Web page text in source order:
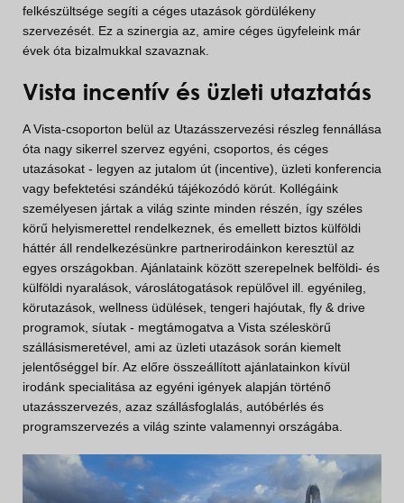
felkészültsége segíti a céges utazások gördülékeny
szervezését. Ez a szinergia az, amire céges ügyfeleink már
évek óta bizalmukkal szavaznak.
Vista incentív és üzleti utaztatás
A Vista-csoporton belül az Utazásszervezési részleg fennállása
óta nagy sikerrel szervez egyéni, csoportos, és céges
utazásokat - legyen az jutalom út (incentive), üzleti konferencia
vagy befektetési szándékú tájékozódó körút. Kollégáink
személyesen jártak a világ szinte minden részén, így széles
körű helyismerettel rendelkeznek, és emellett biztos külföldi
háttér áll rendelkezésünkre partnerirodáinkon keresztül az
egyes országokban. Ajánlataink között szerepelnek belföldi- és
külföldi nyaralások, városlátogatások repülővel ill. egyénileg,
körutazások, wellness üdülések, tengeri hajóutak, fly & drive
programok, síutak - megtámogatva a Vista széleskörű
szállásismeretével, ami az üzleti utazások során kiemelt
jelentőséggel bír. Az előre összeállított ajánlatainkon kívül
irodánk specialitása az egyéni igények alapján történő
utazásszervezés, azaz szállásfoglalás, autóbérlés és
programszervezés a világ szinte valamennyi országába.